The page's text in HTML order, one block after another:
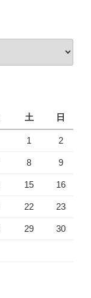
土 日
1 2
8 9
15 16
22 23
29 30